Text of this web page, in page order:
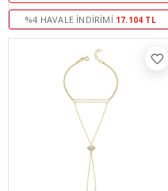
%4 HAVALE İNDIRIMI 17.104 TL